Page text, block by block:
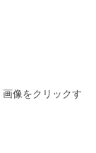
像をクリックす